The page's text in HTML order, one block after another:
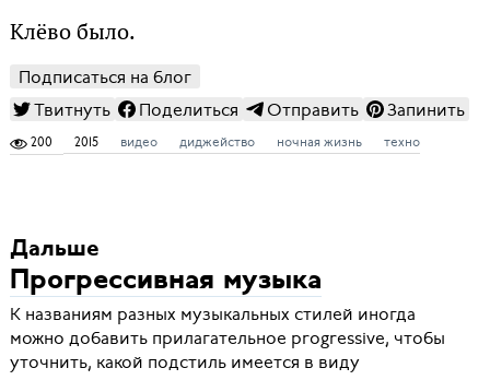
Клёво было.
Подписаться на блог
Твитнуть
Поделиться Отправить Запинить
200 2015 видео диджейство ночная жизнь техно
Дальше
Прогрессивная музыка
К названиям разных музыкальных стилей иногда
можно добавить прилагательное progressive, чтобы
уточнить, какой подстиль имеется в виду